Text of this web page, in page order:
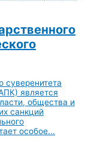
суверенитета
является
общества и
санкций
особое...